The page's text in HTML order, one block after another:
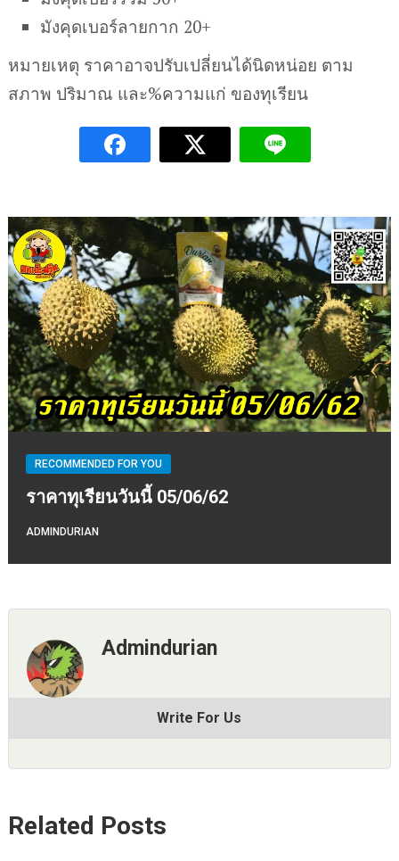
มังคุดเบอร์ลายกาก 20+
หมายเหตุ ราคาอาจปรับเปลี่ยนได้นิดหน่อย ตาม
สภาพ ปริมาณ และ%ความแก่ ของทุเรียน
RECOMMENDED FOR YOU
ราคาทุเรียนวันนี้ 05/06/62
ADMINDURIAN
Admindurian
Write For Us
Related Posts